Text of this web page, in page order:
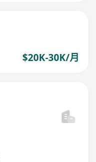
$20K-30K/月